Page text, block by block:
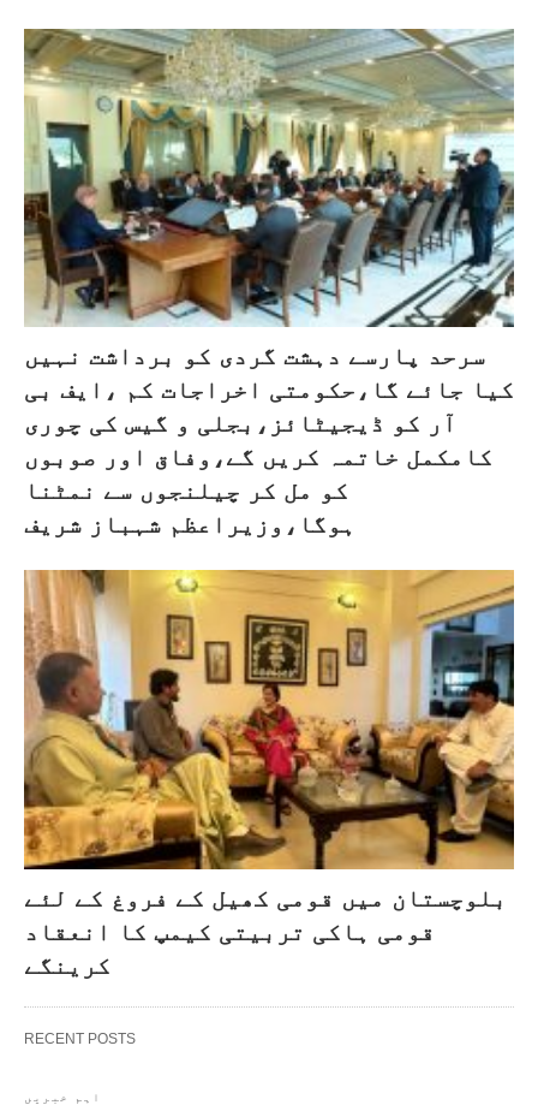
سرحد پارسے دہشت گردی کو برداشت نہیں
کیا جائے گا،حکومتی اخراجات کم ،ایف بی
آر کو ڈیجیٹائز،بجلی و گیس کی چوری
کامکمل خاتمہ کریں گے،وفاق اور صوبوں
کو مل کر چیلنجوں سے نمٹنا
ہوگا،وزیراعظم شہباز شریف
بلوچستان میں قومی کھیل کے فروغ کے لئے
قومی ہاکی تربیتی کیمپ کا انعقاد
کرینگے
RECENT POSTS
اہم خبریں